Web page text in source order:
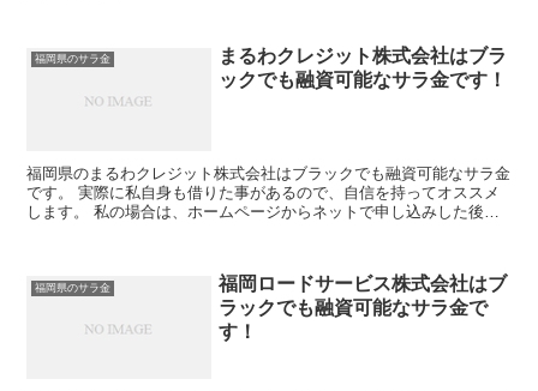
福岡県のサラ金
まるわクレジット株式会社はブラ
ックでも融資可能なサラ金です！
福岡県のまるわクレジット株式会社はブラックでも融資可能なサラ金
です。 実際に私自身も借りた事があるので、自信を持ってオススメ
します。 私の場合は、ホームページからネットで申し込みした後に
福岡県のサラ金
福岡ロードサービス株式会社はブ
ラックでも融資可能なサラ金で
す！